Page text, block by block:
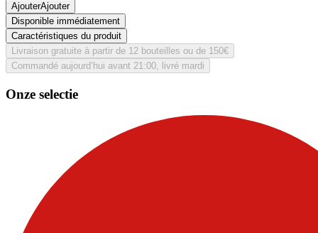
AjouterAjouter
Disponible immédiatement
Caractéristiques du produit
Livraison gratuite à partir de 12 bouteilles ou de 150€
Commandé aujourd’hui avant 21:00, livré mardi
Onze selectie